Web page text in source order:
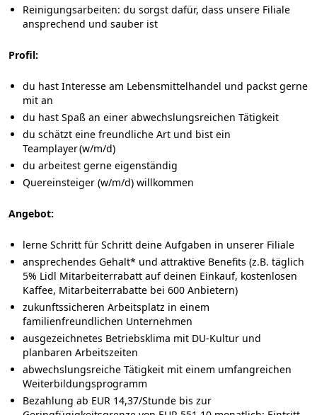
Reinigungsarbeiten: du sorgst dafür, dass unsere Filiale
ansprechend und sauber ist
Profil:
du hast Interesse am Lebensmittelhandel und packst gerne
mit an
du hast Spaß an einer abwechslungsreichen Tätigkeit
du schätzt eine freundliche Art und bist ein
Teamplayer (w/m/d)
du arbeitest gerne eigenständig
Quereinsteiger (w/m/d) willkommen
Angebot:
lerne Schritt für Schritt deine Aufgaben in unserer Filiale
ansprechendes Gehalt* und attraktive Benefits (z.B. täglich
5% Lidl Mitarbeiterrabatt auf deinen Einkauf, kostenlosen
Kaffee, Mitarbeiterrabatte bei 600 Anbietern)
zukunftssicheren Arbeitsplatz in einem
familienfreundlichen Unternehmen
ausgezeichnetes Betriebsklima mit DU-Kultur und
planbaren Arbeitszeiten
abwechslungsreiche Tätigkeit mit einem umfangreichen
Weiterbildungsprogramm
Bezahlung ab EUR 14,37/Stunde bis zur